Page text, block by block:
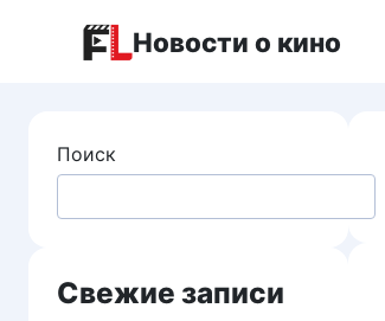
Новости о кино
Поиск
Свежие записи